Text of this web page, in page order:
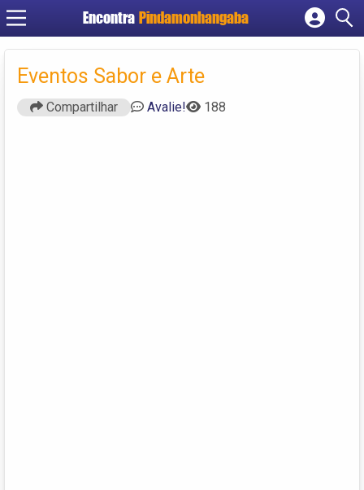
Encontra Pindamonhangaba
Cadastrar empresa
Criar conta
Eventos Sabor e Arte
Compartilhar Avalie! 188